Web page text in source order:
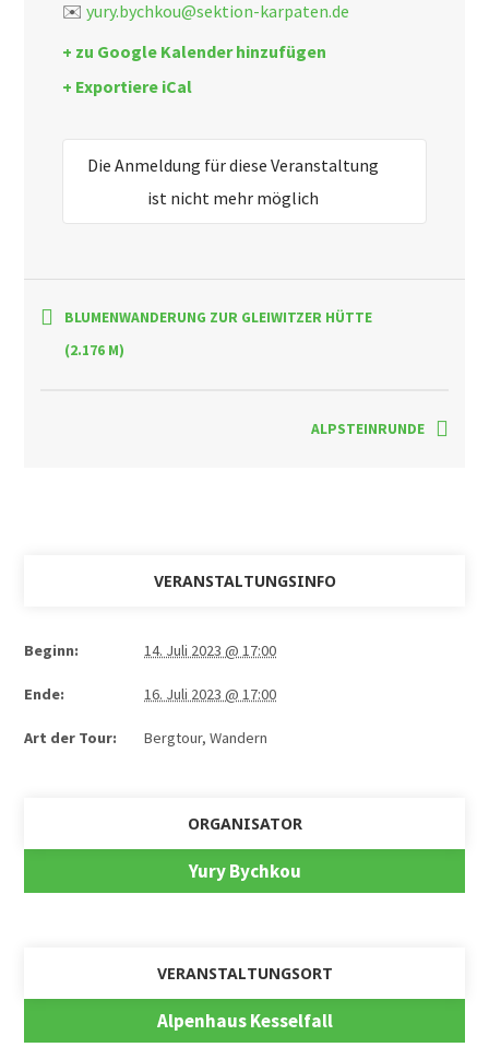
✉️yury.bychkou@sektion-karpaten.de
+ zu Google Kalender hinzufügen
+ Exportiere iCal
Die Anmeldung für diese Veranstaltung
ist nicht mehr möglich
BLUMENWANDERUNG ZUR GLEIWITZER HÜTTE
(2.176 M)
ALPSTEINRUNDE
VERANSTALTUNGSINFO
Beginn: 14. Juli 2023 @ 17:00
Ende: 16. Juli 2023 @ 17:00
Art der Tour: Bergtour, Wandern
ORGANISATOR
Yury Bychkou
VERANSTALTUNGSORT
Alpenhaus Kesselfall